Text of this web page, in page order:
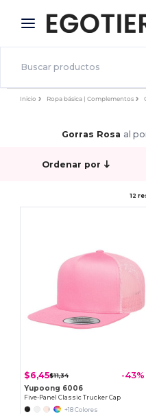
× App de Egotier
¡Mejores precios en
Inicio Ropa básica | Complementos
Gorras Rosa al
Ordenar por
12
$6,45$11,34 -43%
Yupoong 6006
Five-Panel Classic Trucker Cap
+18 Colores